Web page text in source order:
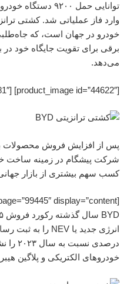
توانایی حمل ۹۲۰۰
خودرو در جهان است، که
برقی برای تقویت جایگاه خود در
می‌دهد.
[product_image id=”44622″] [product_image id=”48181″]
پس از افزایش فروش محصولات
شرکت پیشگام در زمینه ساخت
کسب سهم بیشتری از بازار جهانی در
[insert page=”99445″ display=”content”]
درصدی
خودرو‌های الکتریکی و پلاگین